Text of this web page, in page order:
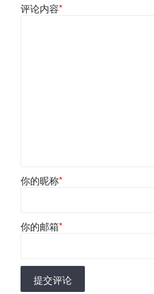
评论内容*
你的昵称*
你的邮箱*
提交评论